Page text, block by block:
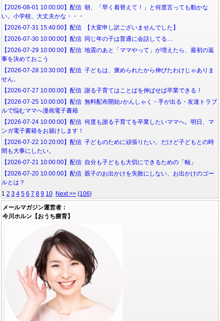
【2026-08-01 10:00:00】配信 朝、「早く着替えて！」と何度言っても動かな
い。小学校、大丈夫かな・・・
【2026-07-31 15:40:00】配信 【大変申し訳ございませんでした】
【2026-07-30 10:00:00】配信 同じ年の子は普通に会話してる…
【2026-07-29 10:00:00】配信 地震のあと「ママやって」が増えたら、最初の返
事を決めておこう
【2026-07-28 10:30:00】配信 子どもは、褒められたから伸びたわけじゃありま
せん。
【2026-07-27 10:00:00】配信 謝る子育てはことばを伸ばせば卒業できる！
【2026-07-25 10:00:00】配信 無料配布開始♪かんしゃく・手が出る・友達トラブ
ルで悩むママへ漫画電子書籍
【2026-07-24 10:00:00】配信 何度も謝る子育てを卒業したいママへ。明日、マ
ンガ電子書籍をお届けします！
【2026-07-22 10:20:00】配信 子どものために頑張りたい。だけど子どもとの時
間も大事にしたい。
【2026-07-21 10:00:00】配信 自分も子どもも大切にできるための「軸」
【2026-07-20 10:00:00】配信 親子のお出かけを失敗にしない、お出かけのゴー
ルとは？
1 2 3 4 5 6 7 8 9 10 Next >> {106}
メールマガジン運営者：
今川ホルン【おうち療育】